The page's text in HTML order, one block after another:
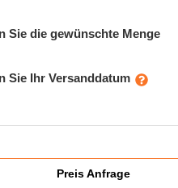
Sie die gewünschte Menge
Sie Ihr Versanddatum
Preis Anfrage